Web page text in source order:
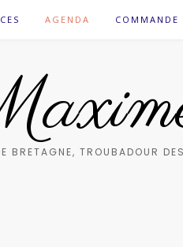
AGENDA COMMANDE
BRETAGNE, TROUBADOUR